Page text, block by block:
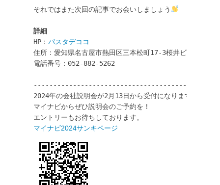
それではまた次回の記事でお会いしましょう
HP：パスタデココ
住所：愛知県名古屋市熱田区三本松町17-3桜井ビル1階
電話番号：052-882-5262
-------------------------------------------
2024年の会社説明会が2月13日から受付になります。
マイナビからぜひ説明会のご予約を！